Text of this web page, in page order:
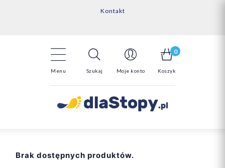
Kontakt
14 Dni na darmowy zwrot*
Menu Szukaj Moje konto
0
Koszyk
Brak dostępnych produktów.